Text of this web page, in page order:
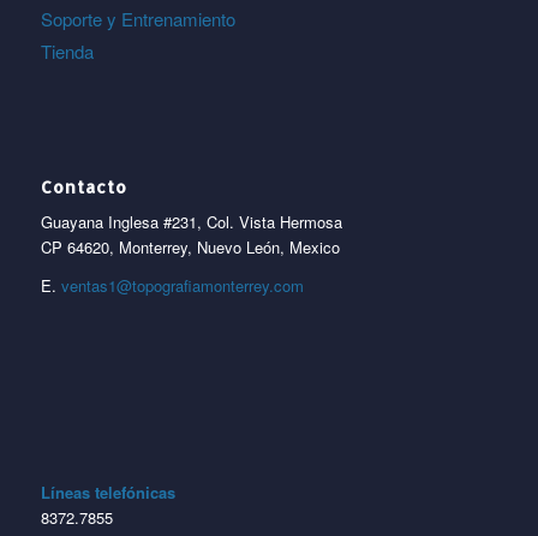
Soporte y Entrenamiento
Tienda
Contacto
Guayana Inglesa #231, Col. Vista Hermosa
CP 64620, Monterrey, Nuevo León, Mexico
E. ventas1@topografiamonterrey.com
Líneas telefónicas
8372.7855